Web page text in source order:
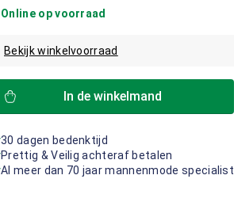
Online op voorraad
Bekijk winkelvoorraad
In de winkelmand
30 dagen bedenktijd
Prettig & Veilig achteraf betalen
Al meer dan 70 jaar mannenmode specialist